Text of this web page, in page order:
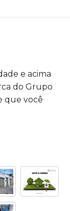
e acima
do Grupo
que você